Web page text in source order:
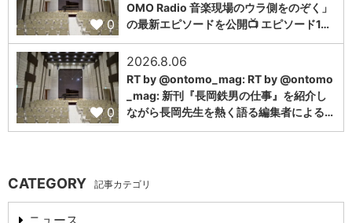
0
OMO Radio 音楽現場のウラ側をのぞく」
の最新エピソードを公開📺 エピソード1…
0
2026.8.06
RT by @ontomo_mag: RT by @ontomo
_mag: 新刊『長岡鉄男の仕事』を紹介し
ながら長岡先生を熱く語る編集者による…
CATEGORY 記事カテゴリ